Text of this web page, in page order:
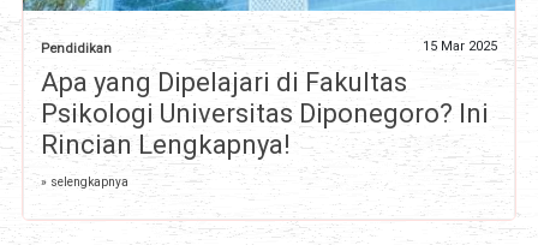
Pendidikan 15 Mar 2025
Apa yang Dipelajari di Fakultas
Psikologi Universitas Diponegoro? Ini
Rincian Lengkapnya!
» selengkapnya